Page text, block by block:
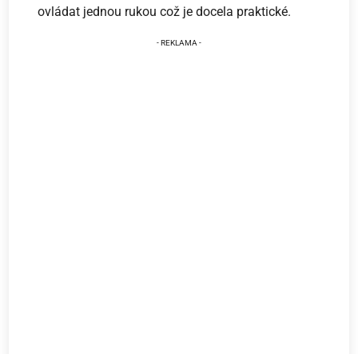
ovládat jednou rukou což je docela praktické.